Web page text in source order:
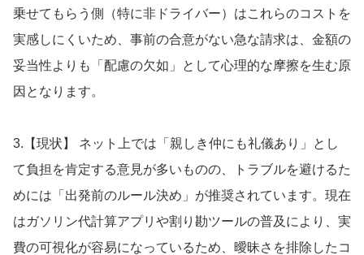
乗せてもらう側（特に非ドライバー）はこれらのコストを
実感しにくいため、事前の合意がない急な請求は、金額の
妥当性よりも「配慮の欠如」として心理的な摩擦を生む原
因となります。
3.【現状】 ネット上では「親しき仲にも礼儀あり」とし
て負担を肯定する意見が多いものの、トラブルを避けるた
めには「出発前のルール決め」が推奨されています。現在
はガソリン代計算アプリや割り勘ツールの普及により、実
費の可視化が容易になっているため、曖昧さを排除したコ